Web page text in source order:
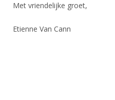
Geschiedenis van het schermen
Met vriendelijke groet,
Etienne Van Cann